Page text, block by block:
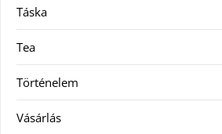
Táska
Tea
Történelem
Vásárlás